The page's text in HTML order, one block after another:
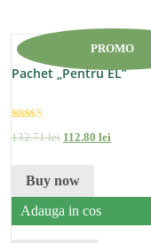
PROMO
Pachet „Pentru EL”
Evaluat la
5.00
132.71 lei 112.80 lei
Buy now
Adauga in cos